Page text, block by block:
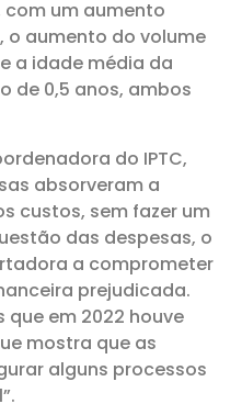
um aumento
o aumento do volume
a idade média da
de 0,5 anos, ambos
do IPTC,
absorveram a
custos, sem fazer um
das despesas, o
a comprometer
prejudicada.
em 2022 houve
mostra que as
alguns processos